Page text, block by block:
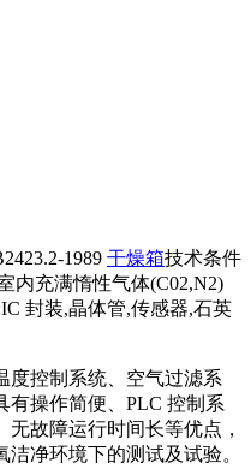
1989 干燥箱技术条件
内充满惰性气体(C02,N2)
封装,晶体管,传感器,石英
度控制系统、空气过滤系
有操作简便、PLC 控制系
故障运行时间长等优点，
净环境下的测试及试验。